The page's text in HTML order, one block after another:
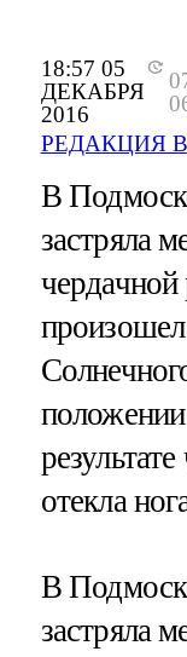
18:57 05
ДЕКАБРЯ
2016
РЕДАКЦИЯ
В
застряла
положении
отекла
В
застряла